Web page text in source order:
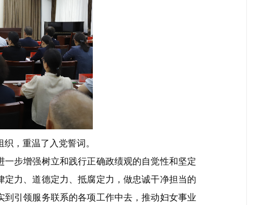
，重温了入党誓词。
步增强树立和践行正确政绩观的自觉性和坚定
力、道德定力、抵腐定力，做忠诚干净担当的
引领服务联系的各项工作中去，推动妇女事业